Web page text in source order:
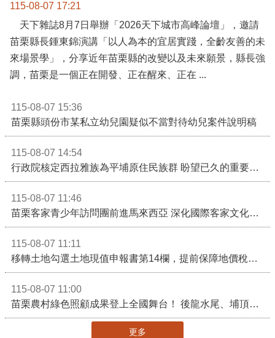
115-08-07 17:21
天下雜誌8月7日舉辦「2026天下城市高峰論壇」，邀請
苗栗縣長鍾東錦演講「以人為本的宜居實踐，全齡友善的未
來場景學」，分享近年苗栗縣的改變以及未來願景，縣長強
調，苗栗是一個正在開發、正在醒來、正在 ...
115-08-07 15:36
苗栗縣頭份市某私立幼兒園疑似不當對待幼兒案件說明稿
115-08-07 14:54
行政院核定西拉雅族為平埔原住民族群 盼望已久的重要時刻到來！8月13日起受理民族成員名冊登記
115-08-07 11:46
苗栗客家青少年訪問團前進馬來西亞 深化國際客家文化交流
115-08-07 11:11
移轉土地勾選土地現值申報書第14欄，提前保障地價稅節稅權益
115-08-07 11:00
苗栗農村綠色照顧成果登上全國舞台！ 後龍水尾、埔頂社區前進2026高齡健康產業博覽會
更多